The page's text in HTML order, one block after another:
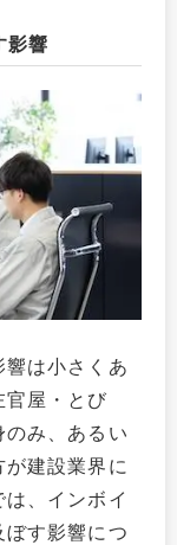
影響
響は小さくあ
官屋・とび
み、あるい
建設業界に
、インボイ
ぼす影響につ